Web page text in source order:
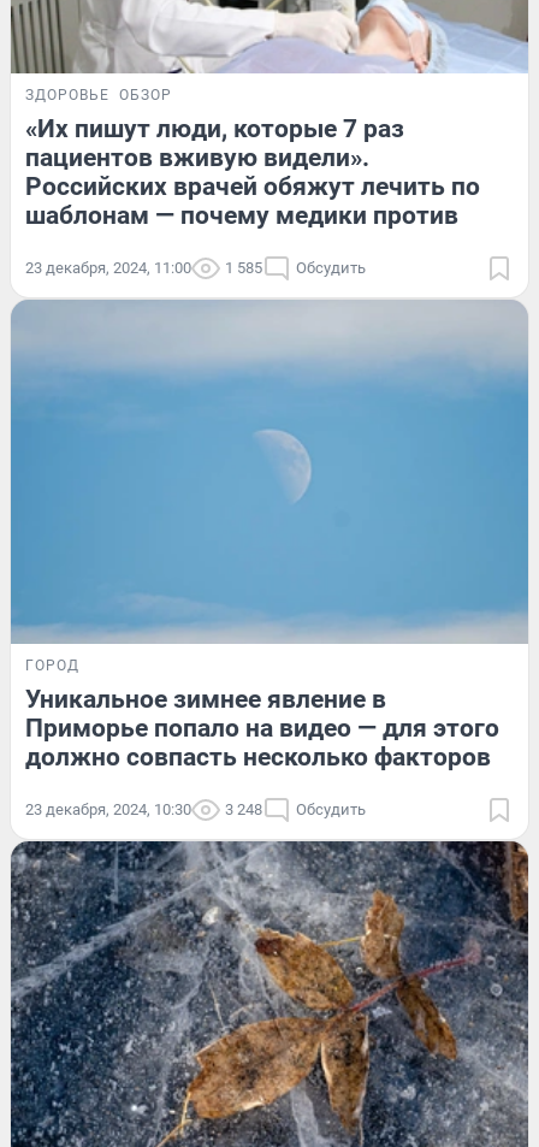
ЗДОРОВЬЕ ОБЗОР
«Их пишут люди, которые 7 раз
пациентов вживую видели».
Российских врачей обяжут лечить по
шаблонам — почему медики против
23 декабря, 2024, 11:00 1 585 Обсудить
ГОРОД
Уникальное зимнее явление в
Приморье попало на видео — для этого
должно совпасть несколько факторов
23 декабря, 2024, 10:30 3 248 Обсудить